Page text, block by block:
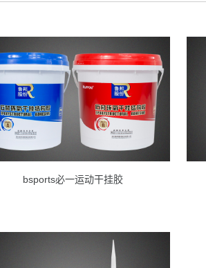
bsports必一运动干挂胶